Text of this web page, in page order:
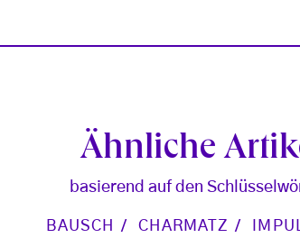
Ähnliche
basierend auf den
BAUSCH CHARMATZ